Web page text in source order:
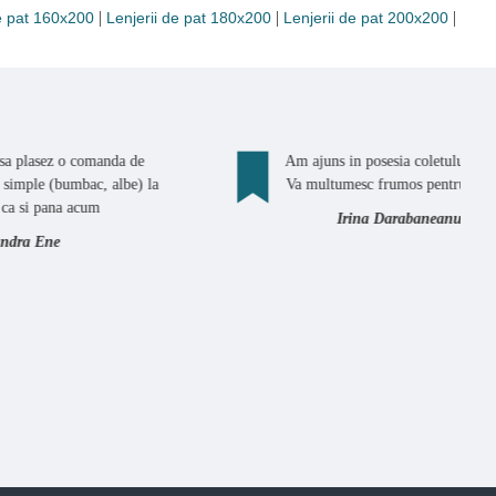
pat 160x200 | Lenjerii de pat 180x200 | Lenjerii de pat 200x200 |
de
albe) la
Am ajuns in posesia coletului corect.
Va multumesc frumos pentru suport.
Irina Darabaneanu